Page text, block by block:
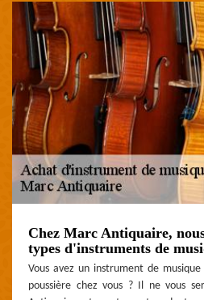
Chez Marc Antiquaire,
types d'instruments de
Vous avez un instrument de
poussière chez vous ? Il ne vous